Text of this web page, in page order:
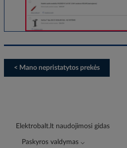
< Mano nepristatytos prekės
Elektrobalt.lt naudojimosi gidas
Paskyros valdymas ⌵